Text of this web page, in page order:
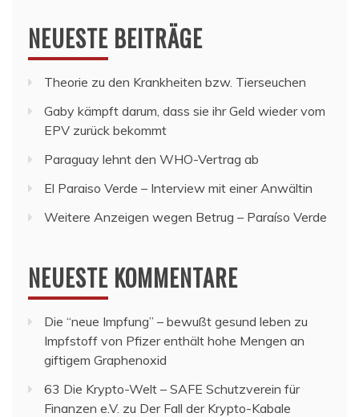
NEUESTE BEITRÄGE
Theorie zu den Krankheiten bzw. Tierseuchen
Gaby kämpft darum, dass sie ihr Geld wieder vom
EPV zurück bekommt
Paraguay lehnt den WHO-Vertrag ab
El Paraiso Verde – Interview mit einer Anwältin
Weitere Anzeigen wegen Betrug – Paraíso Verde
NEUESTE KOMMENTARE
Die “neue Impfung” – bewußt gesund leben zu
Impfstoff von Pfizer enthält hohe Mengen an
giftigem Graphenoxid
63 Die Krypto-Welt – SAFE Schutzverein für
Finanzen e.V. zu Der Fall der Krypto-Kabale